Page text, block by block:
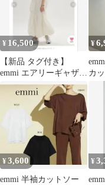
¥ 16,500
【新品 タグ付き】
emmi エアリーギャザー
ワンピース
¥
カ
¥3,600
emmi 半袖カットソー
¥